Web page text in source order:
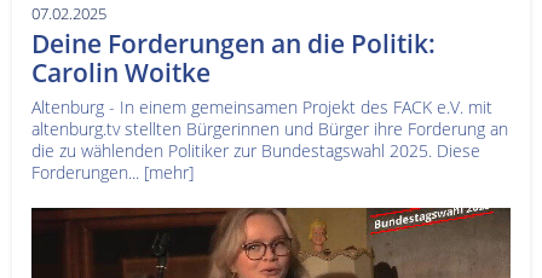
07.02.2025
Deine Forderungen an die Politik:
Carolin Woitke
Altenburg - In einem gemeinsamen Projekt des FACK e.V. mit
altenburg.tv stellten Bürgerinnen und Bürger ihre Forderung an
die zu wählenden Politiker zur Bundestagswahl 2025. Diese
Forderungen... [mehr]